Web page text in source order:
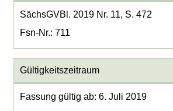
SächsGVBl. 2019 Nr. 11, S. 472
Fsn-Nr.: 711
Gültigkeitszeitraum
Fassung gültig ab: 6. Juli 2019